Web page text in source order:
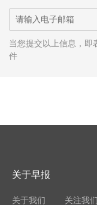
当您提交以上信息，即
件
关于早报
关于我们 关注我们